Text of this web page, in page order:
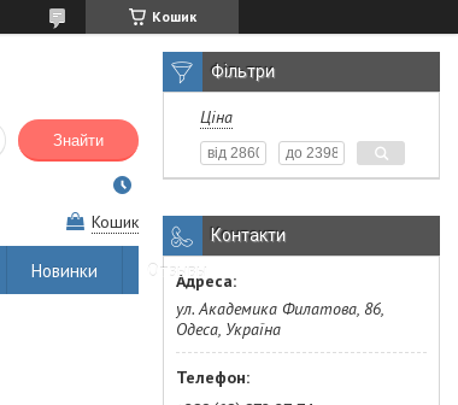
Кошик
Знайти
Кошик
Новинки Отзывы
Фільтри
Ціна
Контакти
ул. Академика Филатова, 86,
Одеса, Україна